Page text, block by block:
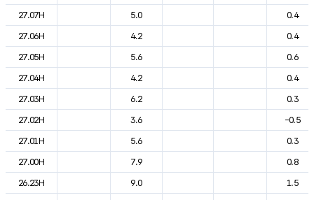
27.07H
5.0
0.4
27.06H
4.2
0.4
27.05H
5.6
0.6
27.04H
4.2
0.4
27.03H
6.2
0.3
27.02H
3.6
-0.5
27.01H
5.6
0.3
27.00H
7.9
0.8
26.23H
9.0
1.5